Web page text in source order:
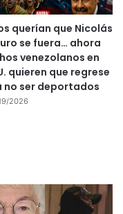
querían que Nicolás
se fuera… ahora
venezolanos en
quieren que regrese
no ser deportados
2026